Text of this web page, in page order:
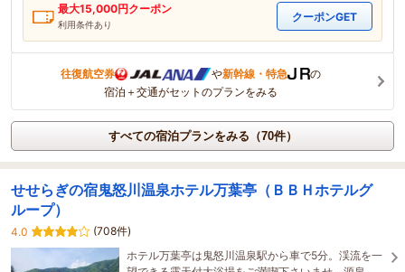
最大15,000円クーポン
利用条件あり
クーポンGET
往復航空券 や新幹線・特急
の
宿泊＋交通がセットのプランをみる
すべての宿泊プランをみる（70件）
せせらぎの宿鬼怒川温泉ホテル万葉亭（ＢＢＨホテルグ
ループ）
4.0
(708件)
ホテル万葉亭は鬼怒川温泉駅から車で5分。渓流を一